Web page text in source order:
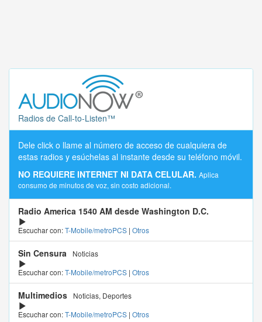
Radios de Call-to-Listen™
Dele click o llame al número de acceso de cualquiera de
estas radios y esúchelas al instante desde su teléfono móvil.
NO REQUIERE INTERNET NI DATA CELULAR. Aplica
consumo de minutos de voz, sin costo adicional.
Radio America 1540 AM desde Washington D.C.
Escuchar con:T-Mobile/metroPCS | Otros
Sin Censura
Noticias
Escuchar con:T-Mobile/metroPCS | Otros
Multimedios
Noticias, Deportes
Escuchar con:T-Mobile/metroPCS | Otros